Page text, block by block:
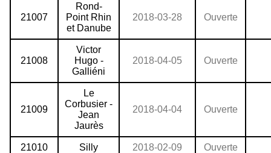
21007
Rond-
Point Rhin
et Danube
2018-03-28 Ouverte
21008
Victor
Hugo -
Galliéni
2018-04-05 Ouverte
21009
Le
Corbusier -
Jean
Jaurès
2018-04-04 Ouverte
21010 Silly 2018-02-09 Ouverte